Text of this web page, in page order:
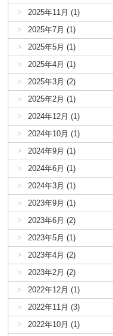
2025年11月 (1)
2025年7月 (1)
2025年5月 (1)
2025年4月 (1)
2025年3月 (2)
2025年2月 (1)
2024年12月 (1)
2024年10月 (1)
2024年9月 (1)
2024年6月 (1)
2024年3月 (1)
2023年9月 (1)
2023年6月 (2)
2023年5月 (1)
2023年4月 (2)
2023年2月 (2)
2022年12月 (1)
2022年11月 (3)
2022年10月 (1)